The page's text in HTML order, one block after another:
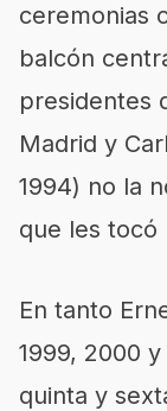
ceremonias
balcón
presidentes
Madrid y
1994) no la
que les tocó
En tanto
1999, 2000
quinta y